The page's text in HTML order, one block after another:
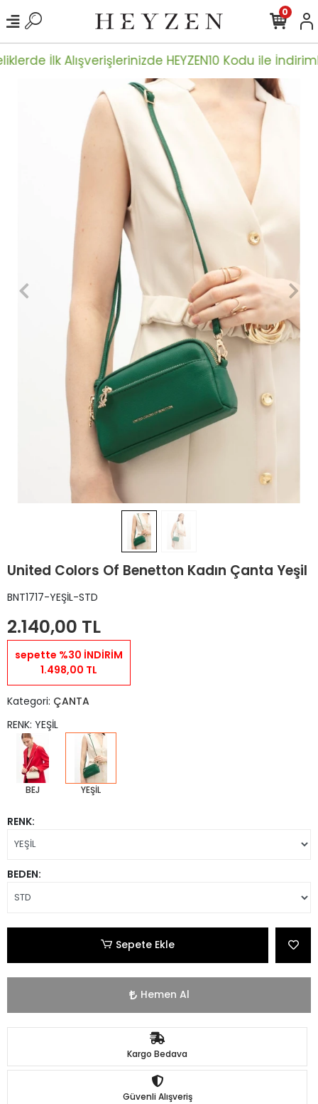
İlk Alışverişlerinizde HEYZEN10 Kodu ile
0
United Colors Of Benetton Kadın Çanta Yeşil
BNT1717-YEŞİL-STD
2.140,00 TL
sepette %30 İNDİRİM
1.498,00 TL
Kategori: ÇANTA
RENK: YEŞİL
BEJ YEŞİL
RENK:
BEDEN:
Sepete Ekle
Hemen Al
Kargo Bedava
Güvenli Alışveriş